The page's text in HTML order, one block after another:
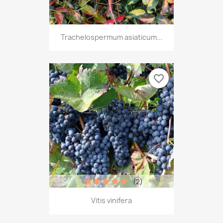
Trachelospermum asiaticum...
Vitis vinifera
(2)
favorite_border